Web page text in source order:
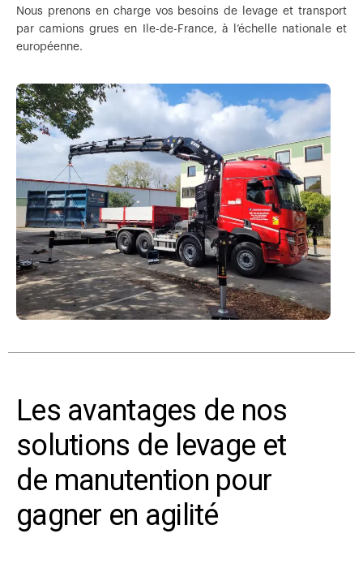
Nous prenons en charge vos besoins de levage et transport
par camions grues en Ile-de-France, à l’échelle nationale et
européenne.
Les avantages de nos
solutions de levage et
de manutention pour
gagner en agilité